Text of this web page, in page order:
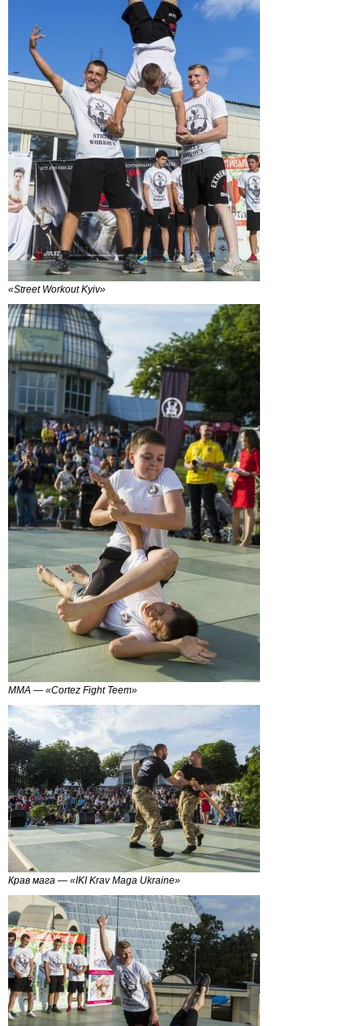
«Street Workout Kyiv»
ММА — «Cortez Fight Teem»
Крав мага — «IKI Krav Maga Ukraine»